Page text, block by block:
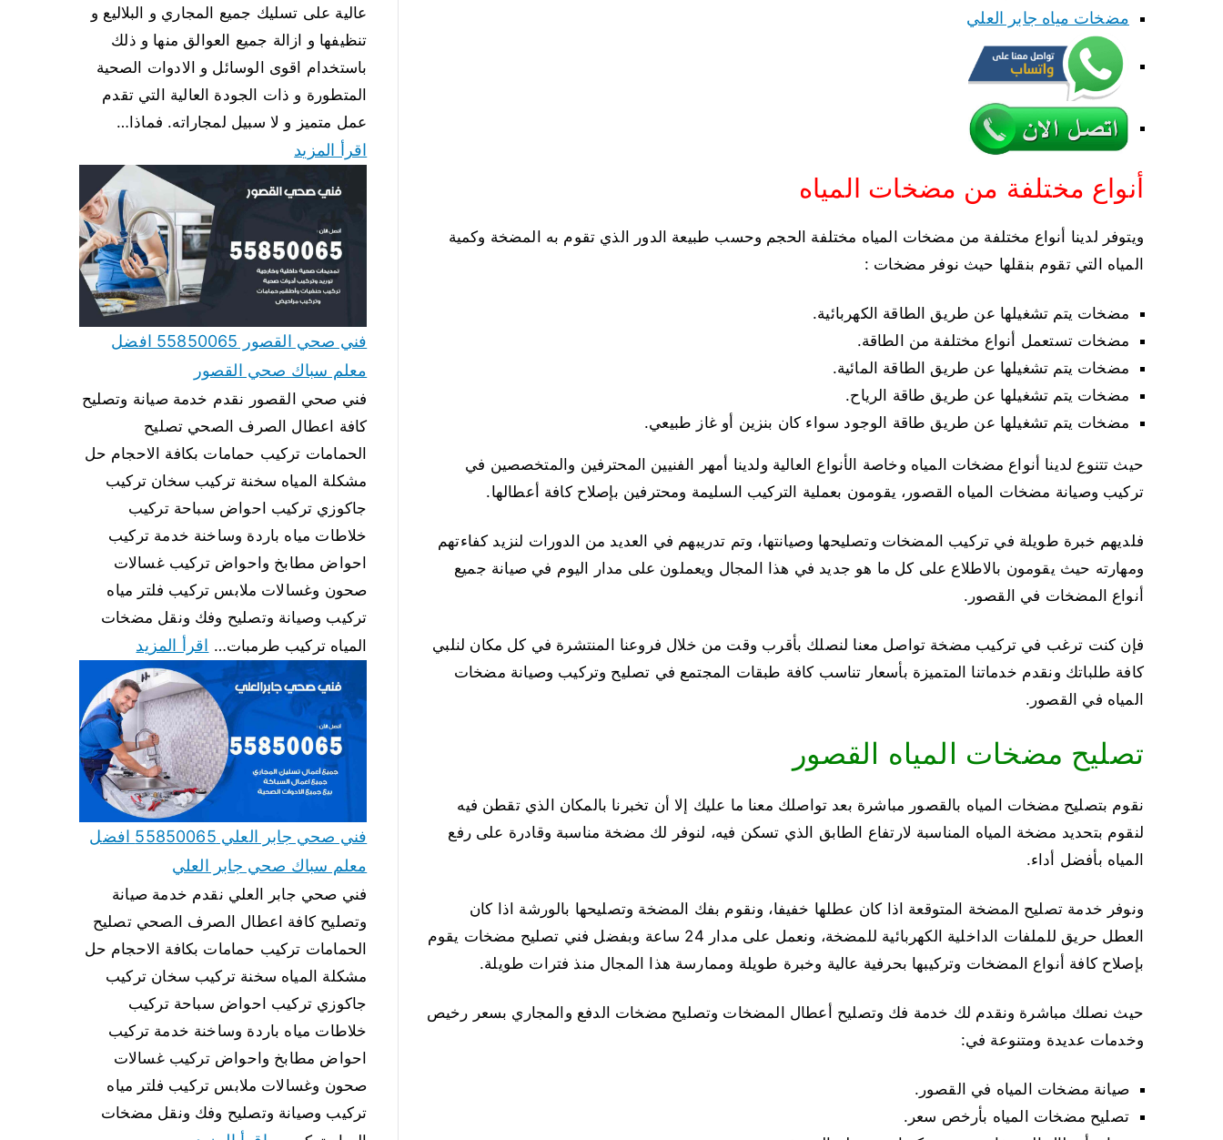
مضخات مياه جابر العلي
أنواع مختلفة من مضخات المياه
ويتوفر لدينا أنواع مختلفة من مضخات المياه مختلفة الحجم وحسب طبيعة الدور الذي تقوم به المضخة وكمية
المياه التي تقوم بنقلها حيث نوفر مضخات :
مضخات يتم تشغيلها عن طريق الطاقة الكهربائية.
مضخات تستعمل أنواع مختلفة من الطاقة.
مضخات يتم تشغيلها عن طريق الطاقة المائية.
مضخات يتم تشغيلها عن طريق طاقة الرياح.
مضخات يتم تشغيلها عن طريق طاقة الوجود سواء كان بنزين أو غاز طبيعي.
حيث تتنوع لدينا أنواع مضخات المياه وخاصة الأنواع العالية ولدينا أمهر الفنيين المحترفين والمتخصصين في
تركيب وصيانة مضخات المياه القصور، يقومون بعملية التركيب السليمة ومحترفين بإصلاح كافة أعطالها.
فلديهم خبرة طويلة في تركيب المضخات وتصليحها وصيانتها، وتم تدريبهم في العديد من الدورات لنزيد كفاءتهم
ومهارته حيث يقومون بالاطلاع على كل ما هو جديد في هذا المجال ويعملون على مدار اليوم في صيانة جميع
أنواع المضخات في القصور.
فإن كنت ترغب في تركيب مضخة تواصل معنا لنصلك بأقرب وقت من خلال فروعنا المنتشرة في كل مكان لنلبي
كافة طلباتك ونقدم خدماتنا المتميزة بأسعار تناسب كافة طبقات المجتمع في تصليح وتركيب وصيانة مضخات
المياه في القصور.
تصليح مضخات المياه القصور
نقوم بتصليح مضخات المياه بالقصور مباشرة بعد تواصلك معنا ما عليك إلا أن تخبرنا بالمكان الذي تقطن فيه
لنقوم بتحديد مضخة المياه المناسبة لارتفاع الطابق الذي تسكن فيه، لنوفر لك مضخة مناسبة وقادرة على رفع
المياه بأفضل أداء.
ونوفر خدمة تصليح المضخة المتوقعة اذا كان عطلها خفيفا، ونقوم بفك المضخة وتصليحها بالورشة اذا كان
العطل حريق للملفات الداخلية الكهربائية للمضخة، ونعمل على مدار 24 ساعة وبفضل فني تصليح مضخات يقوم
بإصلاح كافة أنواع المضخات وتركيبها بحرفية عالية وخبرة طويلة وممارسة هذا المجال منذ فترات طويلة.
حيث نصلك مباشرة ونقدم لك خدمة فك وتصليح أعطال المضخات وتصليح مضخات الدفع والمجاري بسعر رخيص
وخدمات عديدة ومتنوعة في:
صيانة مضخات المياه في القصور.
تصليح مضخات المياه بأرخص سعر.
عالية على تسليك جميع المجاري و البلاليع و
تنظيفها و ازالة جميع العوالق منها و ذلك
باستخدام اقوى الوسائل و الادوات الصحية
المتطورة و ذات الجودة العالية التي تقدم
عمل متميز و لا سبيل لمجاراته. فماذا…
اقرأ المزيد
فني صحي القصور 55850065 افضل
معلم سباك صحي القصور
فني صحي القصور نقدم خدمة صيانة وتصليح
كافة اعطال الصرف الصحي تصليح
الحمامات تركيب حمامات بكافة الاحجام حل
مشكلة المياه سخنة تركيب سخان تركيب
جاكوزي تركيب احواض سباحة تركيب
خلاطات مياه باردة وساخنة خدمة تركيب
احواض مطابخ واحواض تركيب غسالات
صحون وغسالات ملابس تركيب فلتر مياه
تركيب وصيانة وتصليح وفك ونقل مضخات
المياه تركيب طرمبات… اقرأ المزيد
فني صحي جابر العلي 55850065 افضل
معلم سباك صحي جابر العلي
فني صحي جابر العلي نقدم خدمة صيانة
وتصليح كافة اعطال الصرف الصحي تصليح
الحمامات تركيب حمامات بكافة الاحجام حل
مشكلة المياه سخنة تركيب سخان تركيب
جاكوزي تركيب احواض سباحة تركيب
خلاطات مياه باردة وساخنة خدمة تركيب
احواض مطابخ واحواض تركيب غسالات
صحون وغسالات ملابس تركيب فلتر مياه
تركيب وصيانة وتصليح وفك ونقل مضخات